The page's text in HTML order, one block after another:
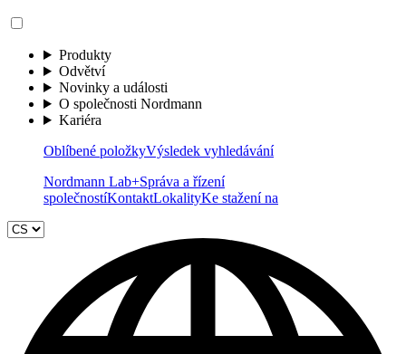
Produkty
Odvětví
Novinky a události
O společnosti Nordmann
Kariéra
Oblíbené položkyVýsledek vyhledávání
Nordmann Lab+Správa a řízení
společnostíKontaktLokalityKe stažení na